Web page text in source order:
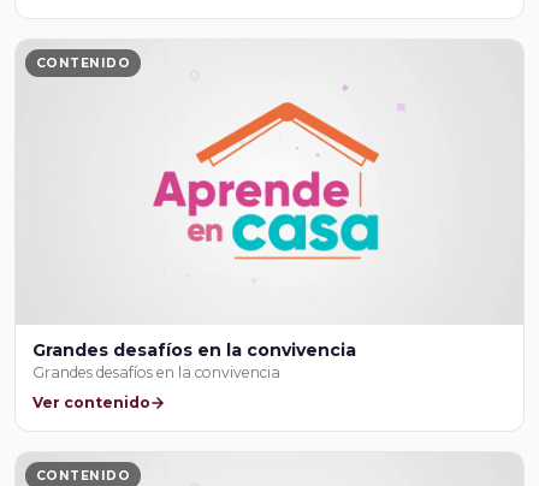
CONTENIDO
Grandes desafíos en la convivencia
Grandes desafíos en la convivencia
Ver contenido
CONTENIDO